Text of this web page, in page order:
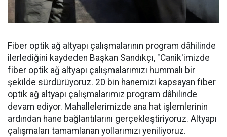
Fiber optik ağ altyapı çalışmalarının program dâhilinde
ilerlediğini kaydeden Başkan Sandıkçı, "Canik'imizde
fiber optik ağ altyapı çalışmalarımızı hummalı bir
şekilde sürdürüyoruz. 20 bin hanemizi kapsayan fiber
optik ağ altyapı çalışmalarımız program dâhilinde
devam ediyor. Mahallelerimizde ana hat işlemlerinin
ardından hane bağlantılarını gerçekleştiriyoruz. Altyapı
çalışmaları tamamlanan yollarımızı yeniliyoruz.